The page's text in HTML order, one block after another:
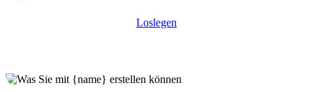
Loslegen